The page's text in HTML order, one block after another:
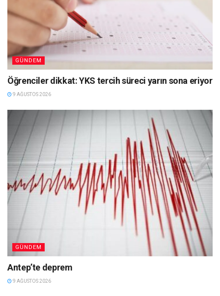
GÜNDEM
Öğrenciler dikkat: YKS tercih süreci yarın sona eriyor
9 AĞUSTOS 2026
GÜNDEM
Antep’te deprem
9 AĞUSTOS 2026